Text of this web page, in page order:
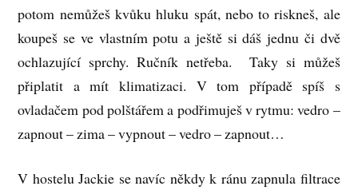
potom nemůžeš kvůku hluku spát, nebo to riskneš, ale
koupeš se ve vlastním potu a ještě si dáš jednu či dvě
ochlazující sprchy. Ručník netřeba. Taky si můžeš
připlatit a mít klimatizaci. V tom případě spíš s
ovladačem pod polštářem a podřimuješ v rytmu: vedro –
zapnout – zima – vypnout – vedro – zapnout…
V hostelu Jackie se navíc někdy k ránu zapnula filtrace